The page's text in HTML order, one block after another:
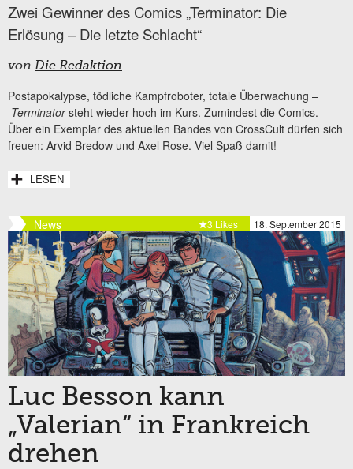
Zwei Gewinner des Comics „Terminator: Die
Erlösung – Die letzte Schlacht“
von Die Redaktion
Postapokalypse, tödliche Kampfroboter, totale Überwachung –
Terminatorsteht wieder hoch im Kurs. Zumindest die Comics.
Über ein Exemplar des aktuellen Bandes von CrossCult dürfen sich
freuen: Arvid Bredow und Axel Rose. Viel Spaß damit!
LESEN
News 18. September 2015
3 Likes
Luc Besson kann
„Valerian“ in Frankreich
drehen